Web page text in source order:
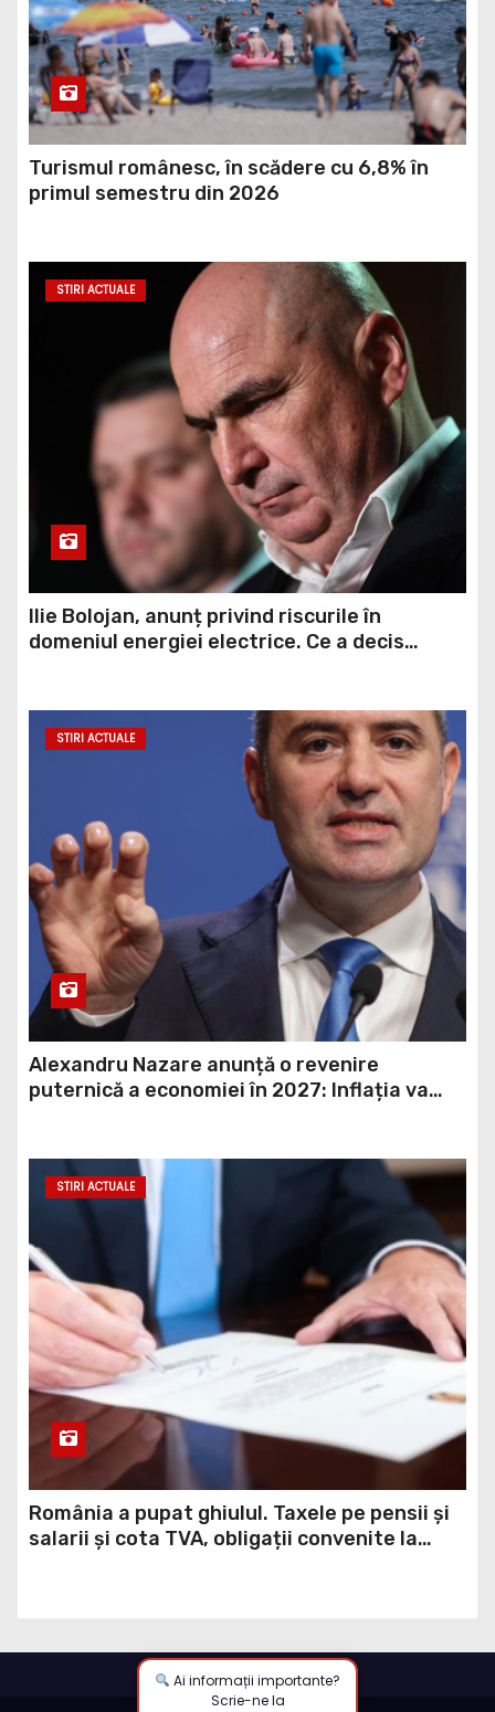
Turismul românesc, în scădere cu 6,8% în
primul semestru din 2026
STIRI ACTUALE
Ilie Bolojan, anunț privind riscurile în
domeniul energiei electrice. Ce a decis
STIRI ACTUALE
Alexandru Nazare anunță o revenire
puternică a economiei în 2027: Inflația va
STIRI ACTUALE
România a pupat ghiulul. Taxele pe pensii și
salarii și cota TVA, obligații convenite la
Ai informații importante?
Scrie-ne la